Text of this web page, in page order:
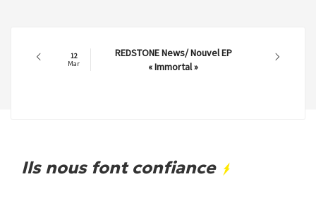
12
Mar
REDSTONE News/ Nouvel EP
« Immortal »
Ils nous font confiance